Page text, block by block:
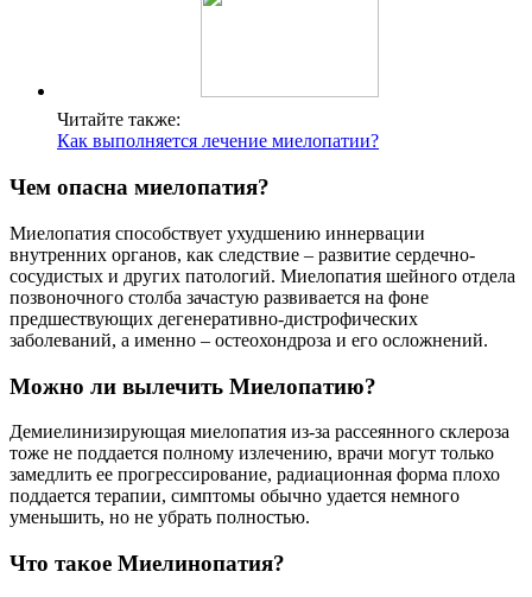
Читайте также:
Как выполняется лечение миелопатии?
Чем опасна миелопатия?
Миелопатия способствует ухудшению иннервации
внутренних органов, как следствие – развитие сердечно-
сосудистых и других патологий. Миелопатия шейного отдела
позвоночного столба зачастую развивается на фоне
предшествующих дегенеративно-дистрофических
заболеваний, а именно – остеохондроза и его осложнений.
Можно ли вылечить Миелопатию?
Демиелинизирующая миелопатия из-за рассеянного склероза
тоже не поддается полному излечению, врачи могут только
замедлить ее прогрессирование, радиационная форма плохо
поддается терапии, симптомы обычно удается немного
уменьшить, но не убрать полностью.
Что такое Миелинопатия?